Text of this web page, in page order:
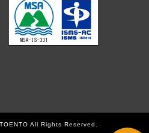
All Rights Reserved.